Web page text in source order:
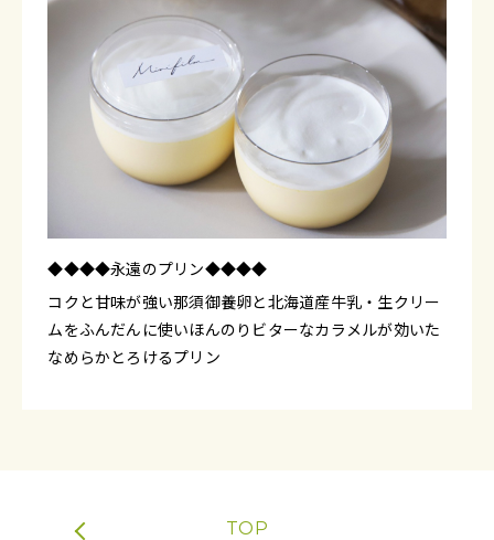
◆◆◆◆永遠のプリン◆◆◆◆
コクと甘味が強い那須御養卵と北海道産牛乳・生クリー
ムをふんだんに使いほんのりビターなカラメルが効いた
なめらかとろけるプリン
TOP